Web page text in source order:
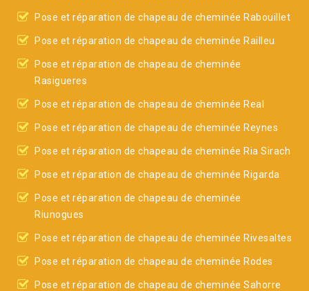
Pose et réparation de chapeau de cheminée Rabouillet
Pose et réparation de chapeau de cheminée Railleu
Pose et réparation de chapeau de cheminée
Rasigueres
Pose et réparation de chapeau de cheminée Real
Pose et réparation de chapeau de cheminée Reynes
Pose et réparation de chapeau de cheminée Ria Sirach
Pose et réparation de chapeau de cheminée Rigarda
Pose et réparation de chapeau de cheminée
Riunogues
Pose et réparation de chapeau de cheminée Rivesaltes
Pose et réparation de chapeau de cheminée Rodes
Pose et réparation de chapeau de cheminée Sahorre